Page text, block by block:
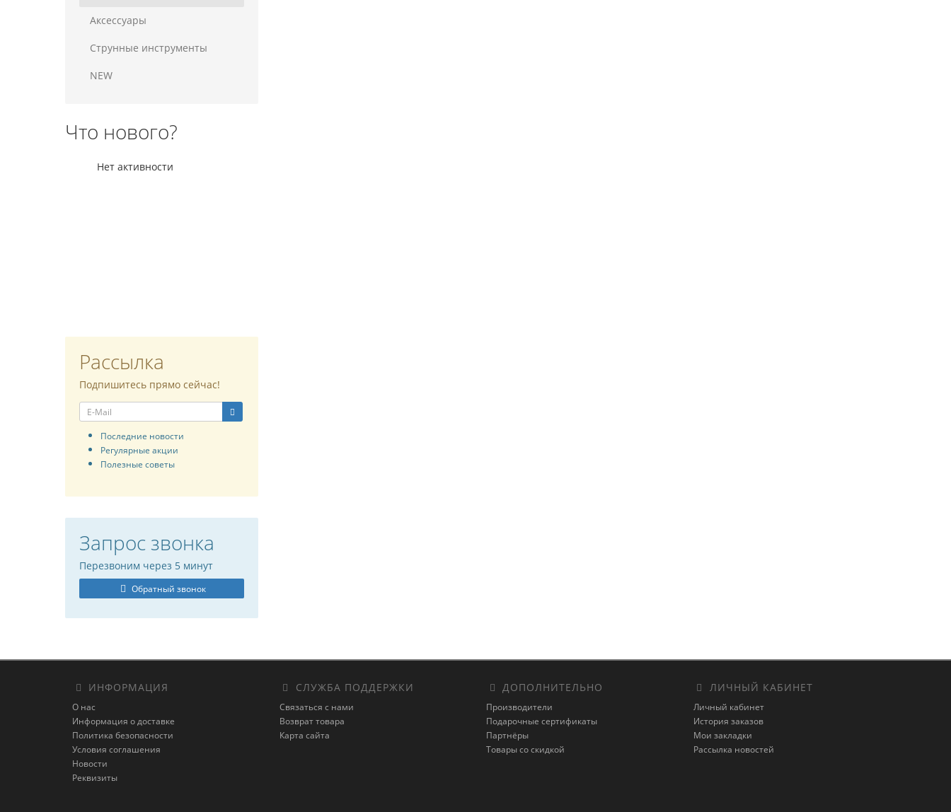
Аксессуары
Струнные инструменты
NEW
Что нового?
Нет активности
Рассылка
Подпишитесь прямо сейчас!
Последние новости
Регулярные акции
Полезные советы
Запрос звонка
Перезвоним через 5 минут
Обратный звонок
ИНФОРМАЦИЯ
О нас
Информация о доставке
Политика безопасности
Условия соглашения
Новости
Реквизиты
СЛУЖБА ПОДДЕРЖКИ
Связаться с нами
Возврат товара
Карта сайта
ДОПОЛНИТЕЛЬНО
Производители
Подарочные сертификаты
Партнёры
Товары со скидкой
ЛИЧНЫЙ КАБИНЕТ
Личный кабинет
История заказов
Мои закладки
Рассылка новостей